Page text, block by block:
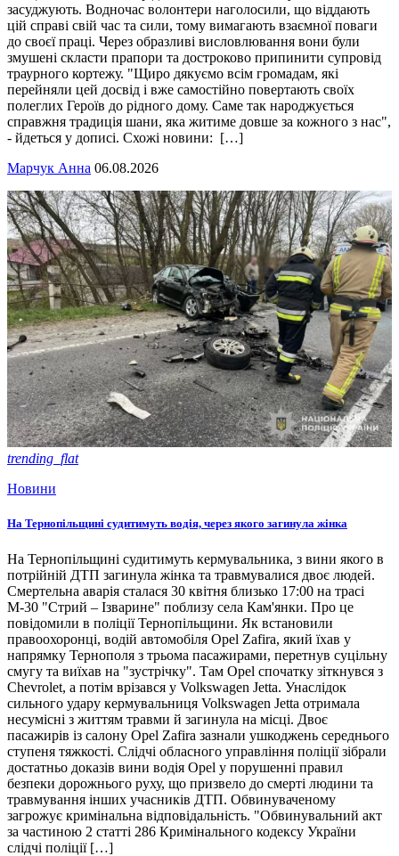
засуджують. Водночас волонтери наголосили, що віддають
цій справі свій час та сили, тому вимагають взаємної поваги
до своєї праці. Через образливі висловлювання вони були
змушені скласти прапори та достроково припинити супровід
траурного кортежу. "Щиро дякуємо всім громадам, які
перейняли цей досвід і вже самостійно повертають своїх
полеглих Героїв до рідного дому. Саме так народжується
справжня традиція шани, яка житиме довше за кожного з нас",
- йдеться у дописі. Схожі новини: […]
Марчук Анна 06.08.2026
trending_flat
Новини
На Тернопільщині судитимуть водія, через якого загинула жінка
На Тернопільщині судитимуть кермувальника, з вини якого в
потрійній ДТП загинула жінка та травмувалися двоє людей.
Смертельна аварія сталася 30 квітня близько 17:00 на трасі
М-30 "Стрий – Ізварине" поблизу села Кам'янки. Про це
повідомили в поліції Тернопільщини. Як встановили
правоохоронці, водій автомобіля Opel Zafira, який їхав у
напрямку Тернополя з трьома пасажирами, перетнув суцільну
смугу та виїхав на "зустрічку". Там Opel спочатку зіткнувся з
Chevrolet, а потім врізався у Volkswagen Jetta. Унаслідок
сильного удару кермувальниця Volkswagen Jetta отримала
несумісні з життям травми й загинула на місці. Двоє
пасажирів із салону Opel Zafira зазнали ушкоджень середнього
ступеня тяжкості. Слідчі обласного управління поліції зібрали
достатньо доказів вини водія Opel у порушенні правил
безпеки дорожнього руху, що призвело до смерті людини та
травмування інших учасників ДТП. Обвинуваченому
загрожує кримінальна відповідальність. "Обвинувальний акт
за частиною 2 статті 286 Кримінального кодексу України
слідчі поліції […]